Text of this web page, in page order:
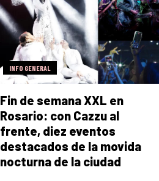
INFO GENERAL
Fin de semana XXL en
Rosario: con Cazzu al
frente, diez eventos
destacados de la movida
nocturna de la ciudad